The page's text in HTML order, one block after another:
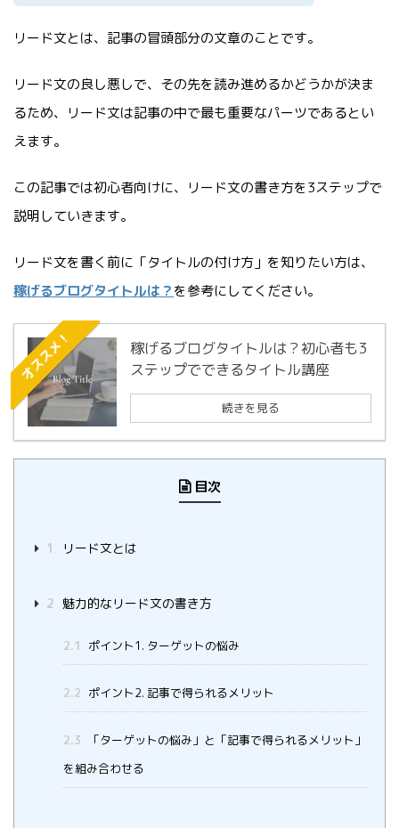
リード文とは、記事の冒頭部分の文章のことです。
リード文の良し悪しで、その先を読み進めるかどうかが決ま
るため、リード文は記事の中で最も重要なパーツであるとい
えます。
この記事では初心者向けに、リード文の書き方を3ステップで
説明していきます。
リード文を書く前に「タイトルの付け方」を知りたい方は、
稼げるブログタイトルは？を参考にしてください。
オススメ！
稼げるブログタイトルは？初心者も3
ステップでできるタイトル講座
続きを見る
目次
1 リード文とは
2 魅力的なリード文の書き方
2.1 ポイント1. ターゲットの悩み
2.2 ポイント2. 記事で得られるメリット
2.3
「ターゲットの悩み」と「記事で得られるメリット」
を組み合わせる